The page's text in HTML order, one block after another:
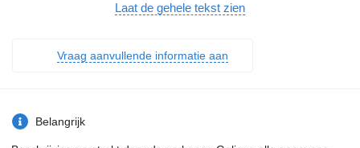
- Versterkte motorrem
= Bijzonderheden =
Laat de gehele tekst zien
Vraag aanvullende informatie aan
Belangrijk